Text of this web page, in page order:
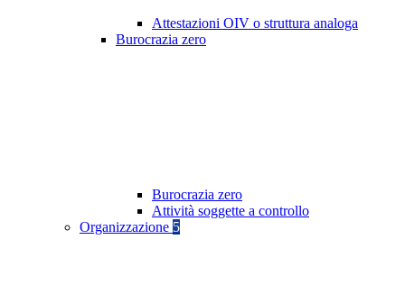
Attestazioni OIV o struttura analoga
Burocrazia zero
Burocrazia zero
Attività soggette a controllo
Organizzazione 5